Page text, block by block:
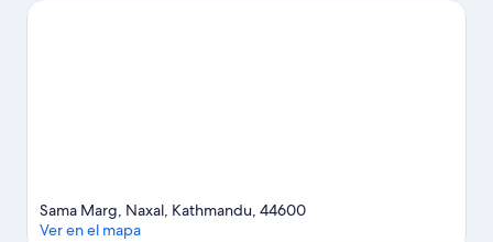
Narayanhity y Boudhanath (monasterio budista). Si quieres
Sama Marg, Naxal, Kathmandu, 44600
Ver en el mapa